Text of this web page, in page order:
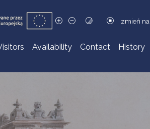
zmień na
Availability Contact History